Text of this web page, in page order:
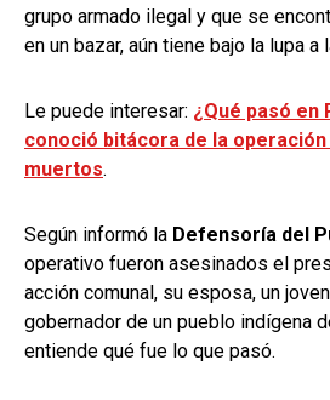
grupo armado ilegal y que se
en un bazar, aún tiene bajo la lupa a
Le puede interesar: ¿Qué pasó en
conoció bitácora de la
muertos.
Según informó la Defensoría del
operativo fueron asesinados el
acción comunal, su esposa, un
gobernador de un pueblo indígena
entiende qué fue lo que pasó.